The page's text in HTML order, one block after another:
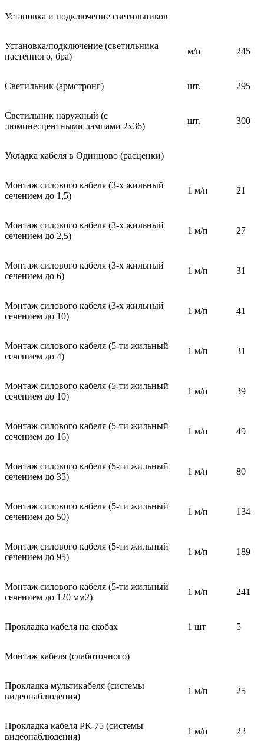
Установка и подключение светильников
Установка/подключение (светильника
настенного, бра)
м/п 245
Светильник (армстронг) шт. 295
Светильник наружный (с
люминесцентными лампами 2х36)
шт. 300
Укладка кабеля в Одинцово (расценки)
Монтаж силового кабеля (3-х жильный
сечением до 1,5)
1 м/п 21
Монтаж силового кабеля (3-х жильный
сечением до 2,5)
1 м/п 27
Монтаж силового кабеля (3-х жильный
сечением до 6)
1 м/п 31
Монтаж силового кабеля (3-х жильный
сечением до 10)
1 м/п 41
Монтаж силового кабеля (5-ти жильный
сечением до 4)
1 м/п 31
Монтаж силового кабеля (5-ти жильный
сечением до 10)
1 м/п 39
Монтаж силового кабеля (5-ти жильный
сечением до 16)
1 м/п 49
Монтаж силового кабеля (5-ти жильный
сечением до 35)
1 м/п 80
Монтаж силового кабеля (5-ти жильный
сечением до 50)
1 м/п 134
Монтаж силового кабеля (5-ти жильный
сечением до 95)
1 м/п 189
Монтаж силового кабеля (5-ти жильный
сечением до 120 мм2)
1 м/п 241
Прокладка кабеля на скобах 1 шт 5
Монтаж кабеля (слаботочного)
Прокладка мультикабеля (системы
видеонаблюдения)
1 м/п 25
Прокладка кабеля РК-75 (системы
видеонаблюдения)
1 м/п 23